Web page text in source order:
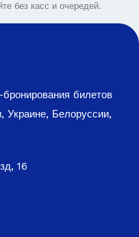
без касс и очередей.
билетов
Украине, Белоруссии,
16